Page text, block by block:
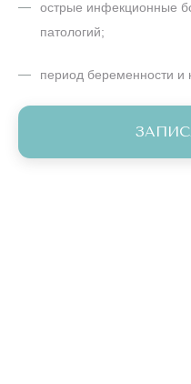
острые инфекционные
патологий;
период беременности и